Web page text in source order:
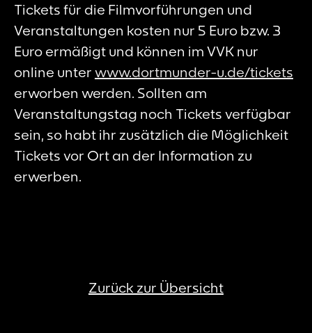
Tickets für die Filmvorführungen und
Veranstaltungen kosten nur 5 Euro bzw. 3
Euro ermäßigt und können im VVK nur
online unter www.dortmunder-u.de/tickets
erworben werden. Sollten am
Veranstaltungstag noch Tickets verfügbar
sein, so habt ihr zusätzlich die Möglichkeit
Tickets vor Ort an der Information zu
erwerben.
Zurück zur Übersicht